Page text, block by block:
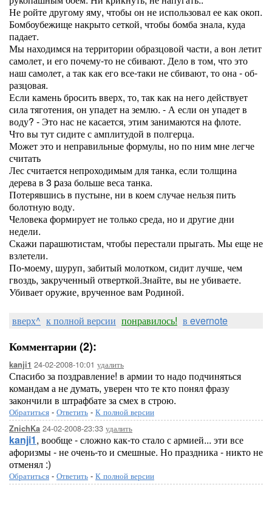
Не ройте другому яму, чтобы он не использовал ее как окоп.
Бомбоубежище накрыто сеткой, чтобы бомба знала, куда
падает.
Мы находимся на территории образцовой части, а вон летит
самолет, и его почему-то не сбивают. Дело в том, что это
наш самолет, а так как его все-таки не сбивают, то она - об-
разцовая.
Если камень бросить вверх, то, так как на него действует
сила тяготения, он упадет на землю. - А если он упадет в
воду? - Это нас не касается, этим занимаются на флоте.
Что вы тут сидите с амплитудой в полгерца.
Может это и неправильные формулы, но по ним мне легче
считать
Лес считается непроходимым для танка, если толщина
дерева в 3 pаза больше веса танка.
Потерявшись в пустыне, ни в коем случае нельзя пить
болотную воду.
Человека формирует не только среда, но и другие дни
недели.
Скажи парашютистам, чтобы перестали прыгать. Мы еще не
взлетели.
По-моему, шуруп, забитый молотком, сидит лучше, чем
гвоздь, закрученный отверткой.Знайте, вы не убиваете.
Убивает оружие, врученное вам Родиной.
вверх^ к полной версии понравилось! в evernote
Комментарии (2):
kanji1 24-02-2008-10:01 удалить
Спасибо за поздравление! в армии то надо подчиняться
командам а не думать, уверен что те кто понял фразу
закончили в штрафбате за смех в строю.
Обратиться - Ответить - К полной версии
ZnichKa 24-02-2008-23:33 удалить
kanji1, вообще - сложно как-то стало с армией... эти все
афоризмы - не очень-то и смешные. Но праздника - никто не
отменял :)
Обратиться - Ответить - К полной версии